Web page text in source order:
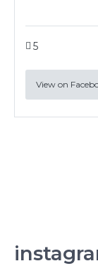
5
View on